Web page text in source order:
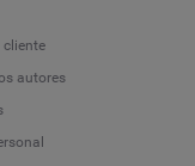
cliente
autores